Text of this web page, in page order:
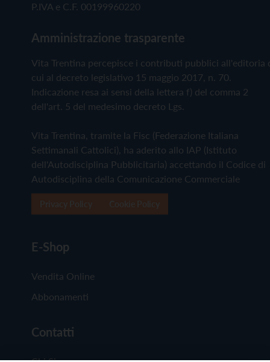
P.IVA e C.F. 00199960220
Amministrazione trasparente
Vita Trentina percepisce i contributi pubblici all'editoria
cui al decreto legislativo 15 maggio 2017, n. 70.
Indicazione resa ai sensi della lettera f) del comma 2
dell'art. 5 del medesimo decreto Lgs.
Vita Trentina, tramite la Fisc (Federazione Italiana
Settimanali Cattolici), ha aderito allo IAP (Istituto
dell'Autodisciplina Pubblicitaria) accettando il Codice di
Autodisciplina della Comunicazione Commerciale
E-Shop
Vendita Online
Abbonamenti
Contatti